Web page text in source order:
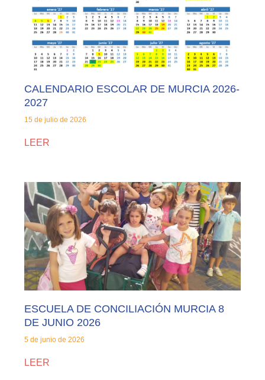
CALENDARIO ESCOLAR DE MURCIA 2026-
2027
15 de julio de 2026
LEER
ESCUELA DE CONCILIACIÓN MURCIA 8
DE JUNIO 2026
5 de junio de 2026
LEER